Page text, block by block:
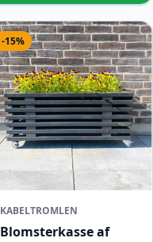
-15%
KABELTROMLEN
Blomsterkasse af